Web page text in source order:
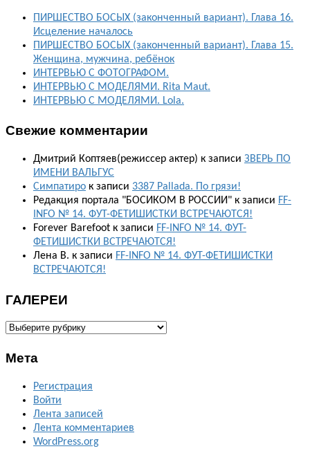
ПИРШЕСТВО БОСЫХ (законченный вариант). Глава 16.
Исцеление началось
ПИРШЕСТВО БОСЫХ (законченный вариант). Глава 15.
Женщина, мужчина, ребёнок
ИНТЕРВЬЮ С ФОТОГРАФОМ.
ИНТЕРВЬЮ С МОДЕЛЯМИ. Rita Maut.
ИНТЕРВЬЮ С МОДЕЛЯМИ. Lola.
Свежие комментарии
Дмитрий Коптяев(режиссер актер) к записи ЗВЕРЬ ПО
ИМЕНИ ВАЛЬГУС
Симпатиро к записи 3387 Pallada. По грязи!
Редакция портала "БОСИКОМ В РОССИИ" к записи FF-
INFO № 14. ФУТ-ФЕТИШИСТКИ ВСТРЕЧАЮТСЯ!
Forever Barefoot к записи FF-INFO № 14. ФУТ-
ФЕТИШИСТКИ ВСТРЕЧАЮТСЯ!
Лена В. к записи FF-INFO № 14. ФУТ-ФЕТИШИСТКИ
ВСТРЕЧАЮТСЯ!
ГАЛЕРЕИ
ГАЛЕРЕИ
Мета
Регистрация
Войти
Лента записей
Лента комментариев
WordPress.org